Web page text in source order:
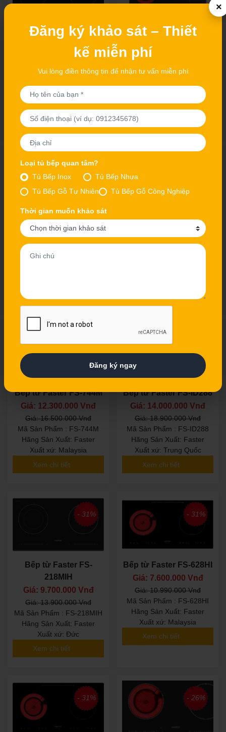
Bếp từ Faster FS-ID266
Giá: 13.500.000 Vnđ
Mã Sản Phẩm : FS-ID266
Hãng Sản Xuất: Faster
Xuất xứ: Trung Quốc
Xem chi tiết
Bếp từ Faster FS-
Giá: 11.500.000 Vnđ
Giá: 16.500.000 Vnđ
Mã Sản Phẩm : FS-744HM
Bếp từ Faster FS-788HI
Giá: 8.750.000 Vnđ
Giá: 12.500.000 Vnđ
Mã Sản Phẩm : FS-788HI
Bếp từ Faster FS-782I
Giá: 8.500.000 Vnđ
Giá: 13.600.000 Vnđ
- 26%
Bếp từ Faster FS-744M
Giá: 12.300.000 Vnđ
Giá: 16.500.000 Vnđ
Mã Sản Phẩm : FS-744M
Hãng Sản Xuất: Faster
Xuất xứ: Malaysia
Xem chi tiết
Bếp từ Faster FS-ID288
Giá: 14.000.000 Vnđ
Giá: 18.900.000 Vnđ
Mã Sản Phẩm : FS-ID288
Hãng Sản Xuất: Faster
Xuất xứ: Trung Quốc
Xem chi tiết
- 31%
Bếp từ Faster FS-
218MIH
Giá: 9.700.000 Vnđ
Giá: 13.900.000 Vnđ
Mã Sản Phẩm : FS-218MIH
Hãng Sản Xuất: Faster
Xuất xứ: Đức
Xem chi tiết
- 31%
Bếp từ Faster FS-628HI
Giá: 7.600.000 Vnđ
Giá: 10.990.000 Vnđ
Mã Sản Phẩm : FS-628HI
Hãng Sản Xuất: Faster
Xuất xứ: Malaysia
Xem chi tiết
- 31% - 26%
×
Đăng ký khảo sát – Thiết
kế miễn phí
Vui lòng điền thông tin để nhận tư vấn miễn phí
Loại tủ bếp quan tâm?
Tủ Bếp Inox
Tủ Bếp Nhựa
Tủ Bếp Gỗ Tự Nhiên
Tủ Bếp Gỗ Công Nghiệp
Thời gian muốn khảo sát
Đăng ký ngay